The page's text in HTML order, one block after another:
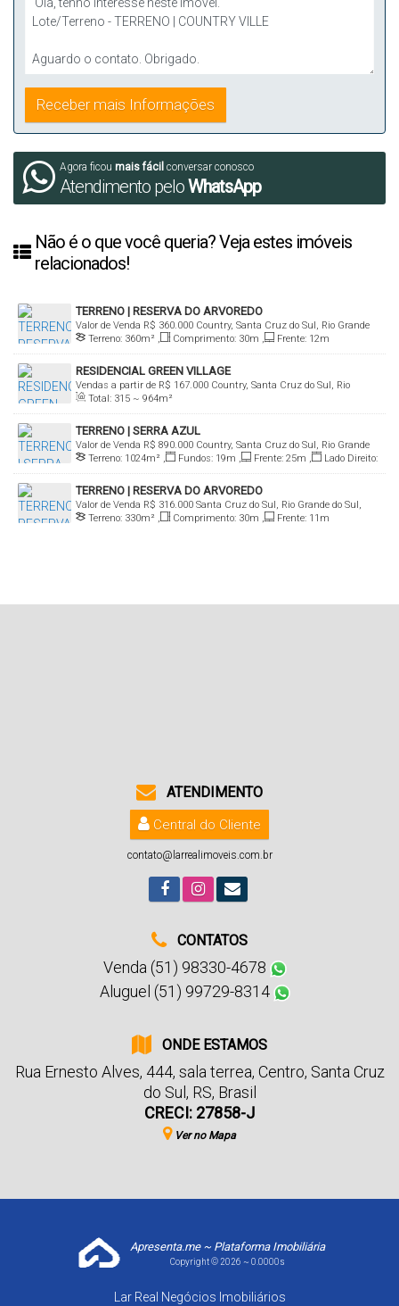
Agora ficou mais fácil conversar conosco
Atendimento peloWhatsApp
Não é o que você queria? Veja estes imóveis
relacionados!
TERRENO | RESERVA DO ARVOREDO
R$ 360.000
Valor de Venda
Country, Santa Cruz do Sul, Rio Grande
do Sul, Brasil
Terreno: 360m² , Comprimento: 30m , Frente: 12m
RESIDENCIAL GREEN VILLAGE
R$ 167.000
Vendas a partir de
Country, Santa Cruz do Sul, Rio
Grande do Sul, Brasil
Total: 315 ~ 964m²
TERRENO | SERRA AZUL
R$ 890.000
Valor de Venda
Country, Santa Cruz do Sul, Rio Grande
do Sul, Brasil
Terreno: 1024m² , Fundos: 19m , Frente: 25m ,
Lado Direito:
60m , Lado Esquerdo: 45m
TERRENO | RESERVA DO ARVOREDO
R$ 316.000
Valor de Venda
Santa Cruz do Sul, Rio Grande do Sul,
BrasilTerreno: 330m² , Comprimento: 30m , Frente: 11m
ATENDIMENTO
Central do Cliente
contato@larrealimoveis.com.br
CONTATOS
Venda (51) 98330-4678
Aluguel (51) 99729-8314
ONDE ESTAMOS
Rua Ernesto Alves, 444, sala terrea, Centro, Santa Cruz
do Sul , RS, Brasil
CRECI: 27858-J
Ver no Mapa
Apresenta.me ~ Plataforma Imobiliária
Copyright © 2026 ~ 0.0000s
Lar Real Negócios Imobiliários